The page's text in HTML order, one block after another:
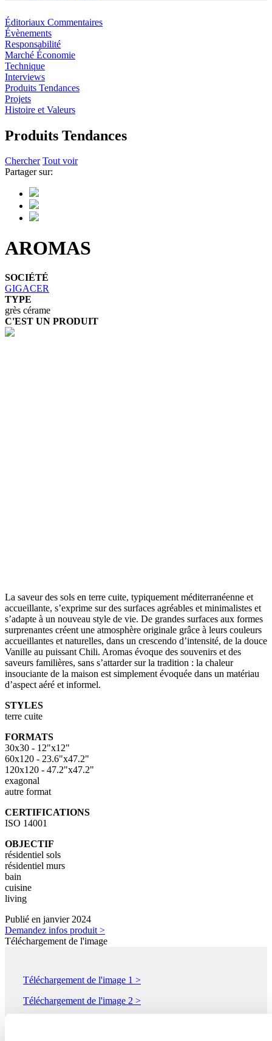
Éditoriaux Commentaires
Évènements
Responsabilité
Marché Économie
Technique
Interviews
Produits Tendances
Projets
Histoire et Valeurs
Produits Tendances
Chercher Tout voir
Partager sur:
AROMAS
SOCIÉTÉ
GIGACER
TYPE
grès cérame
C'EST UN PRODUIT
La saveur des sols en terre cuite, typiquement méditerranéenne et
accueillante, s’exprime sur des surfaces agréables et minimalistes et
s’adapte à un nouveau style de vie. De grandes surfaces aux formes
surprenantes créent une atmosphère originale grâce à leurs couleurs
accueillantes et naturelles, dans un crescendo d’intensité, de la douce
Vanille au puissant Chili. Aromas évoque des souvenirs et des
saveurs familières, sans s’attarder sur la tradition : la chaleur
insouciante de la maison est simplement évoquée dans un matériau
d’aspect aéré et informel.
STYLES
terre cuite
FORMATS
30x30 - 12"x12"
60x120 - 23.6"x47.2"
120x120 - 47.2"x47.2"
exagonal
autre format
CERTIFICATIONS
ISO 14001
OBJECTIF
résidentiel sols
résidentiel murs
bain
cuisine
living
Publié en janvier 2024
Demandez infos produit >
Téléchargement de l'image
Téléchargement de l'image 1 >
Téléchargement de l'image 2 >